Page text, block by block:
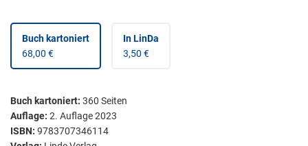
Buch kartoniert
68,00 €
In LinDa
3,50 €
Buch kartoniert: 360 Seiten
Auflage: 2. Auflage 2023
ISBN: 9783707346114